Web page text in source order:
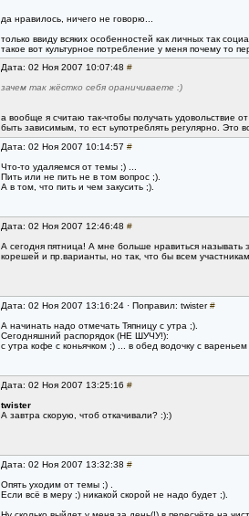
да нравилось, ничего не говорю...
только ввиду всяких особенностей как личных так
такое вот культурное потребление у меня почему то
Дата: 02 Ноя 2007 10:07:48 #
зачем так жёстко себя ораничиваете :)
а вообще я считаю так-чтобы получать удовольствие
быть зависимым, то ест ьупотреблять регулярно. Это
Дата: 02 Ноя 2007 10:14:57 #
Что-то удаляемся от темы ;) ...
Пить или не пить не в том вопрос ;).
А в том, что пить и чем закусить ;).
Дата: 02 Ноя 2007 12:46:48 #
А сегодня пятница! А мне больше нравиться называть
корешей и пр.варианты, но так, что бы всем
Дата: 02 Ноя 2007 13:16:24 · Поправил: twister#
А начинать надо отмечать Тяпницу с утра ;).
Сегодняшний распорядок (НЕ ШУЧУ!):
с утра кофе с коньячком ;) ... в обед водочку с
Дата: 02 Ноя 2007 13:25:16 #
twister
А завтра скорую, чтоб откачивали? :):)
Дата: 02 Ноя 2007 13:32:38 #
Опять уходим от темы ;) .
Если всё в меру ;) никакой скорой не надо будет ;).